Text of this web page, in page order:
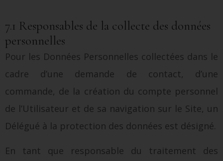
7.1 Responsables de la collecte des données
personnelles
Pour les Données Personnelles collectées dans le
cadre d’une demande de contact, d’une
commande, de la création du compte personnel
de l’Utilisateur et de sa navigation sur le Site, un
Délégué à la protection des données est désigné.
En tant que responsable du traitement des